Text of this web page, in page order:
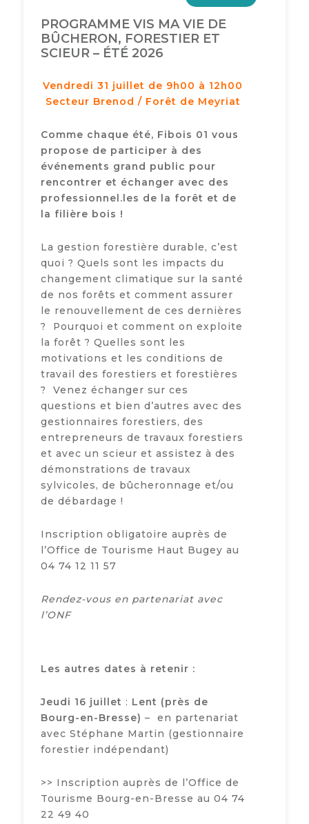
PROGRAMME VIS MA VIE DE
BÛCHERON, FORESTIER ET
SCIEUR – ÉTÉ 2026
Vendredi 31 juillet de 9h00 à 12h00
Secteur Brenod / Forêt de Meyriat
Comme chaque été, Fibois 01 vous
propose de participer à des
événements grand public pour
rencontrer et échanger avec des
professionnel.les de la forêt et de
la filière bois !
La gestion forestière durable, c’est
quoi ? Quels sont les impacts du
changement climatique sur la santé
de nos forêts et comment assurer
le renouvellement de ces dernières
? Pourquoi et comment on exploite
la forêt ? Quelles sont les
motivations et les conditions de
travail des forestiers et forestières
? Venez échanger sur ces
questions et bien d’autres avec des
gestionnaires forestiers, des
entrepreneurs de travaux forestiers
et avec un scieur et assistez à des
démonstrations de travaux
sylvicoles, de bûcheronnage et/ou
de débardage !
Inscription obligatoire auprès de
l’Office de Tourisme Haut Bugey au
04 74 12 11 57
Rendez-vous en partenariat avec
l’ONF
Les autres dates à retenir :
Jeudi 16 juillet : Lent (près de
Bourg-en-Bresse) – en partenariat
avec Stéphane Martin (gestionnaire
forestier indépendant)
>> Inscription auprès de l’Office de
Tourisme Bourg-en-Bresse au 04 74
22 49 40